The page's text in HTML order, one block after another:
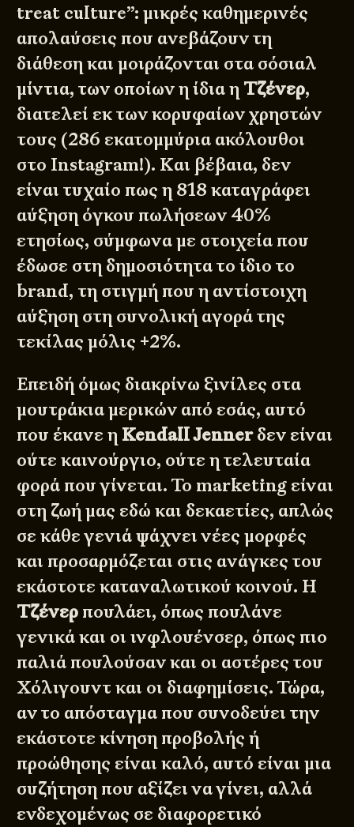
treat culture”: μικρές καθημερινές
απολαύσεις που ανεβάζουν τη
διάθεση και μοιράζονται στα σόσιαλ
μίντια, των οποίων η ίδια η Τζένερ,
διατελεί εκ των κορυφαίων χρηστών
τους (286 εκατομμύρια ακόλουθοι
στο Instagram!). Και βέβαια, δεν
είναι τυχαίο πως η 818 καταγράφει
αύξηση όγκου πωλήσεων 40%
ετησίως, σύμφωνα με στοιχεία που
έδωσε στη δημοσιότητα το ίδιο το
brand, τη στιγμή που η αντίστοιχη
αύξηση στη συνολική αγορά της
τεκίλας μόλις +2%.
Επειδή όμως διακρίνω ξινίλες στα
μουτράκια μερικών από εσάς, αυτό
που έκανε η Kendall Jennerδεν είναι
ούτε καινούργιο, ούτε η τελευταία
φορά που γίνεται. Το marketing είναι
στη ζωή μας εδώ και δεκαετίες, απλώς
σε κάθε γενιά ψάχνει νέες μορφές
και προσαρμόζεται στις ανάγκες του
εκάστοτε καταναλωτικού κοινού. Η
Τζένερ πουλάει, όπως πουλάνε
γενικά και οι ινφλουένσερ, όπως πιο
παλιά πουλούσαν και οι αστέρες του
Χόλιγουντ και οι διαφημίσεις. Τώρα,
αν το απόσταγμα που συνοδεύει την
εκάστοτε κίνηση προβολής ή
προώθησης είναι καλό, αυτό είναι μια
συζήτηση που αξίζει να γίνει, αλλά
ενδεχομένως σε διαφορετικό